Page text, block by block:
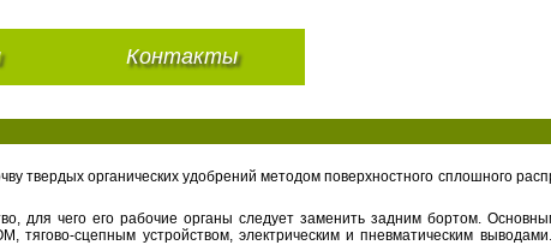
Контакты
твердых органических удобрений методом поверхностного сплошного
для чего его рабочие органы следует заменить задним бортом.
тягово-сцепным устройством, электрическим и пневматическим выводами.